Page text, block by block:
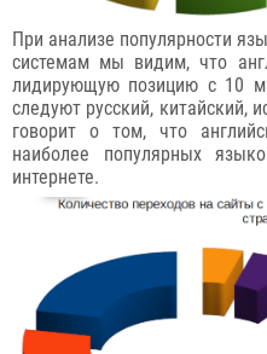
При анализе популярности
системам мы видим, что
лидирующую позицию с 10
следуют русский, китайский,
говорит о том, что
наиболее популярных
интернете.